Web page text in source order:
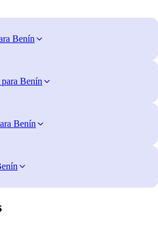
Benín
Benín
Benín